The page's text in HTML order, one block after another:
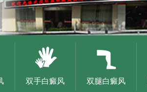
双手白癜风 双腿白癜风